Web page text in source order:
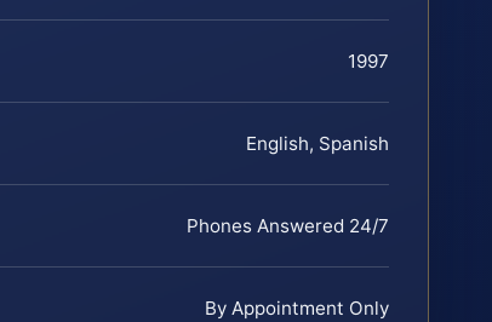
1997
English, Spanish
Phones Answered 24/7
By Appointment Only